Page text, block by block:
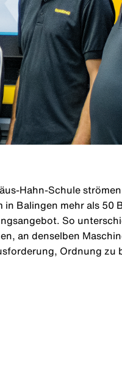
Hahn-Schule
Balingen mehr als 50
So
an denselben
Ordnung zu